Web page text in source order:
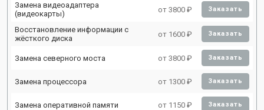
Замена видеоадаптера
(видеокарты)
от 3800 ₽ Заказать
Восстановление информации с
жёсткого диска
от 1600 ₽ Заказать
Замена северного моста от 3800 ₽ Заказать
Замена процессора от 1300 ₽ Заказать
Замена оперативной памяти от 1150 ₽ Заказать